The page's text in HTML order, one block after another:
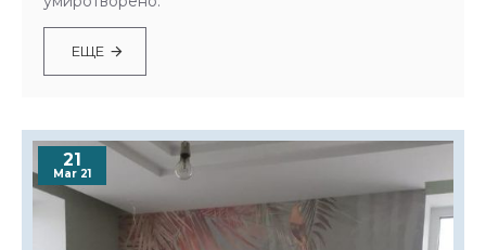
ЕЩЕ
21
Mar 21